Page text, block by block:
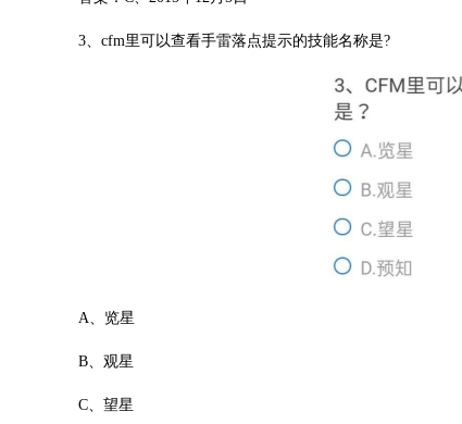
3、cfm里可以查看手雷落点提示的技能名称是?
A、览星
B、观星
C、望星